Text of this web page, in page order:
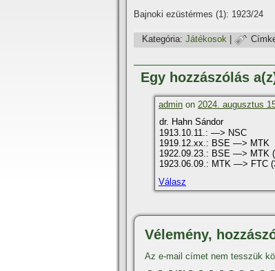
Bajnoki ezüstérmes (1): 1923/24
Kategória: Játékosok
Egy hozzászólás
admin on 2024. augusztus
dr. Hahn Sándor
1913.10.11.: —> NSC
1919.12.xx.: BSE —> MTK
1922.09.23.: BSE —> MTK
1923.06.09.: MTK —> FTC
Válasz
Vélemény,
Az e-mail címet nem tesszük